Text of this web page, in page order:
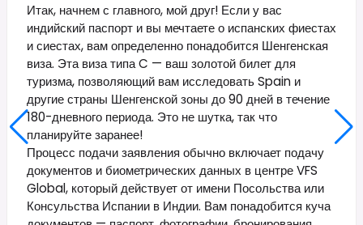
Итак, начнем с главного, мой друг! Если у вас
индийский паспорт и вы мечтаете о испанских фиестах
и сиестах, вам определенно понадобится Шенгенская
виза. Эта виза типа C — ваш золотой билет для
туризма, позволяющий вам исследовать Spain и
другие страны Шенгенской зоны до 90 дней в течение
180-дневного периода. Это не шутка, так что
планируйте заранее!
Процесс подачи заявления обычно включает подачу
документов и биометрических данных в центре VFS
Global, который действует от имени Посольства или
Консульства Испании в Индии. Вам понадобится куча